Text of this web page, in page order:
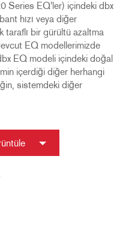
Series EQ'ler) içindeki dbx
hızı veya diğer
taraflı bir gürültü azaltma
EQ modellerimizde
EQ modeli içindeki doğal
içerdiği diğer herhangi
sistemdeki diğer